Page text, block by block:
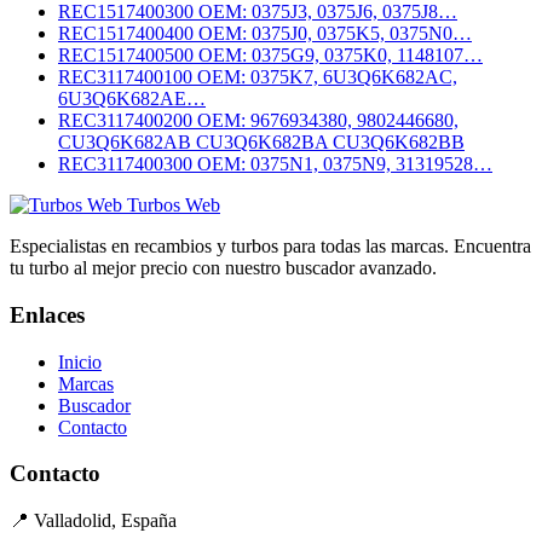
REC1517400300 OEM: 0375J3, 0375J6, 0375J8…
REC1517400400 OEM: 0375J0, 0375K5, 0375N0…
REC1517400500 OEM: 0375G9, 0375K0, 1148107…
REC3117400100 OEM: 0375K7, 6U3Q6K682AC,
6U3Q6K682AE…
REC3117400200 OEM: 9676934380, 9802446680,
CU3Q6K682AB CU3Q6K682BA CU3Q6K682BB
REC3117400300 OEM: 0375N1, 0375N9, 31319528…
Turbos Web
Especialistas en recambios y turbos para todas las marcas. Encuentra
tu turbo al mejor precio con nuestro buscador avanzado.
Enlaces
Inicio
Marcas
Buscador
Contacto
Contacto
📍 Valladolid, España